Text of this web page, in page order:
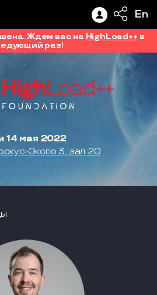
En
Ждем вас на HighLoad++ в
раз!
14 мая 2022
Экспо 3, зал 20